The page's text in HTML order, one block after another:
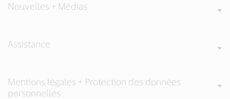
Nouvelles + Médias
Assistance
Mentions légales + Protection des données
personnelles